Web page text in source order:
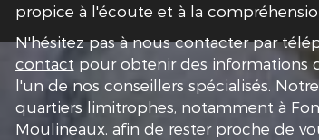
propice à l'écoute et à la
N'hésitez pas à nous contacter par
contact pour obtenir des informations
l'un de nos conseillers spécialisés.
quartiers limitrophes, notamment à
Moulineaux, afin de rester proche de